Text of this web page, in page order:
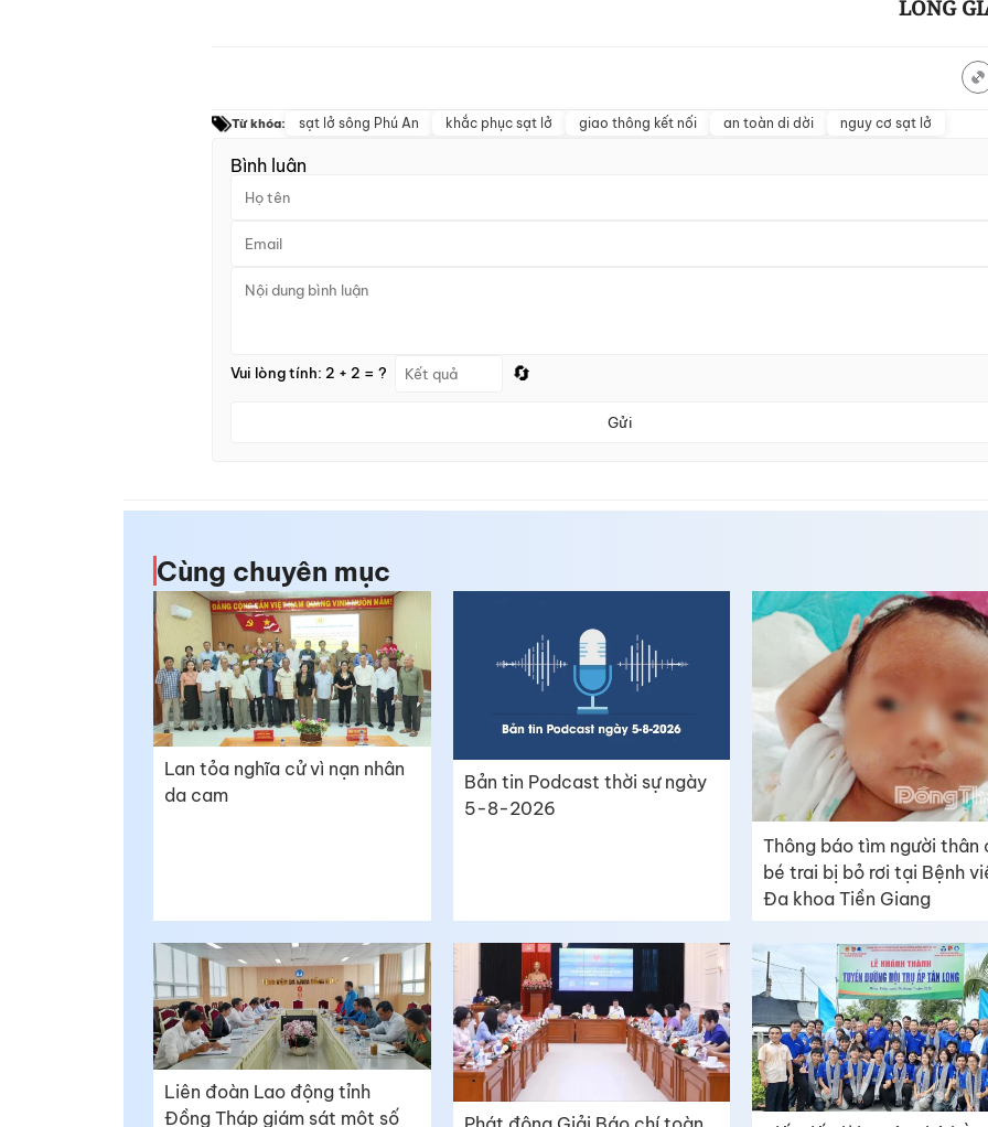
LONG
Từ khóa: sạt lở sông Phú An khắc phục sạt lở giao thông kết nối an toàn di dời nguy cơ sạt lở
Bình luận
Vui lòng tính: 2 + 2 = ? 🔄
Gửi
Cùng chuyên mục
Lan tỏa nghĩa cử vì nạn nhân
da cam
Bản tin Podcast thời sự ngày
5-8-2026
Thông báo tìm người thân
bé trai bị bỏ rơi tại Bệnh
Đa khoa Tiền Giang
Liên đoàn Lao động tỉnh
Đồng Tháp giám sát một số